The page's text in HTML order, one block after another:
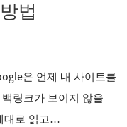
법
은 언제 내 사이트를
링크가 보이지 않을
대로 읽고…